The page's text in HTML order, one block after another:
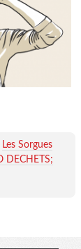
Les Sorgues
DECHETS;